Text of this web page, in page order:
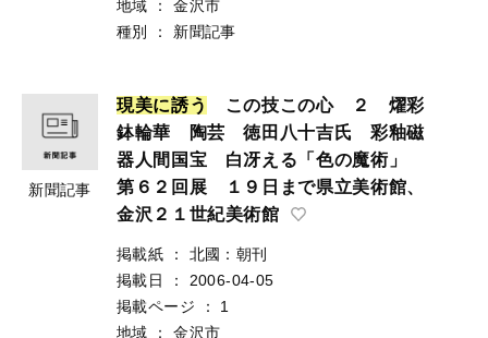
地域
：
金沢市
種別
： 新聞記事
新聞記事
現美に誘う
この技この心 ２ 燿彩
鉢輪華 陶芸 徳田八十吉氏 彩釉磁
器人間国宝 白冴える「色の魔術」
第６２回展 １９日まで県立美術館、
金沢２１世紀美術館
掲載紙 ：
北國：朝刊
掲載日
：
2006-04-05
掲載ページ
：
1
地域
：
金沢市